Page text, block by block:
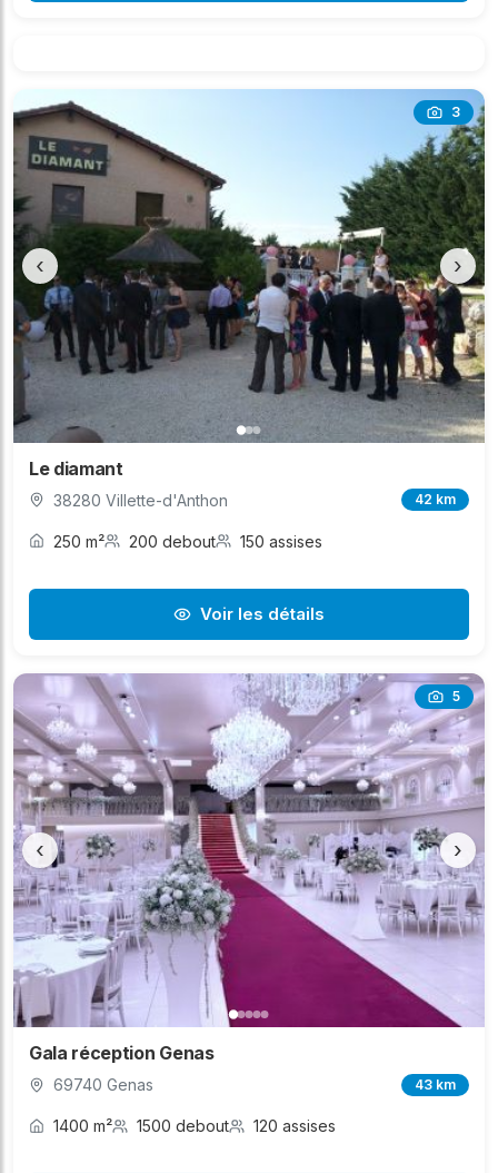
3
‹ ›
Le diamant
38280 Villette-d'Anthon 42 km
250 m² 200 debout 150 assises
Voir les détails
5
‹ ›
Gala réception Genas
69740 Genas 43 km
1400 m² 1500 debout 120 assises